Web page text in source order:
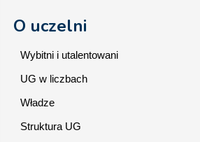
O uczelni
Wybitni i utalentowani
UG w liczbach
Władze
Struktura UG